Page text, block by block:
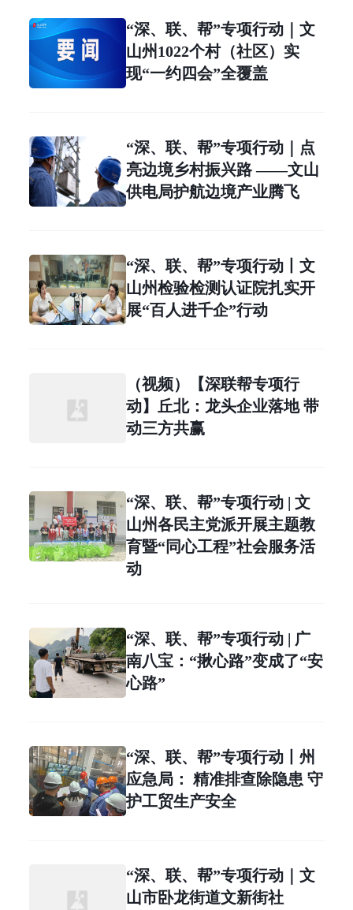
“深、联、帮”专项行动｜文
山州1022个村（社区）实
现“一约四会”全覆盖
“深、联、帮”专项行动｜点
亮边境乡村振兴路 ——文山
供电局护航边境产业腾飞
“深、联、帮”专项行动丨文
山州检验检测认证院扎实开
展“百人进千企”行动
（视频）【深联帮专项行
动】丘北：龙头企业落地 带
动三方共赢
“深、联、帮”专项行动 | 文
山州各民主党派开展主题教
育暨“同心工程”社会服务活
动
“深、联、帮”专项行动 | 广
南八宝：“揪心路”变成了“安
心路”
“深、联、帮”专项行动丨州
应急局： 精准排查除隐患 守
护工贸生产安全
“深、联、帮”专项行动｜文
山市卧龙街道文新街社